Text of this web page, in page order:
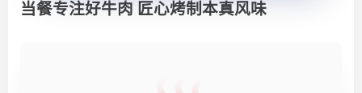
当餐专注好牛肉 匠心烤制本真风味